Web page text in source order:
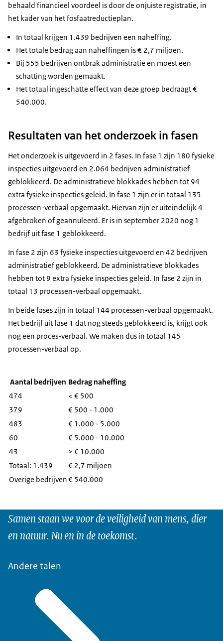
behaald financieel voordeel is door de onjuiste registratie, in
het kader van het fosfaatreductieplan.
In totaal krijgen 1.439 bedrijven een naheffing.
Het totale bedrag aan naheffingen is € 2,7 miljoen.
Bij 555 bedrijven ontbrak administratie en moest een
schatting worden gemaakt.
Het totaal ingeschatte effect van deze groep bedraagt €
540.000.
Resultaten van het onderzoek in fasen
Het onderzoek is uitgevoerd in 2 fases. In fase 1 zijn 180 fysieke
inspecties uitgevoerd en 2.064 bedrijven administratief
geblokkeerd. De administratieve blokkades hebben tot 94
extra fysieke inspecties geleid. In fase 1 zijn er in totaal 135
processen-verbaal opgemaakt. Hiervan zijn er uiteindelijk 4
afgebroken of geannuleerd. Er is in september 2020 nog 1
bedrijf uit fase 1 geblokkeerd.
In fase 2 zijn 63 fysieke inspecties uitgevoerd en 42 bedrijven
administratief geblokkeerd. De administratieve blokkades
hebben tot 9 extra fysieke inspecties geleid. In fase 2 zijn in
totaal 13 processen-verbaal opgemaakt.
In beide fases zijn in totaal 144 processen-verbaal opgemaakt.
Het bedrijf uit fase 1 dat nog steeds geblokkeerd is, krijgt ook
nog een proces-verbaal. We maken dus in totaal 145
processen-verbaal op.
Aantal bedrijven Bedrag naheffing
474
< € 500
379
€ 500 - 1.000
483
€ 1.000 - 5.000
60
€ 5.000 - 10.000
43
> € 10.000
Totaal: 1.439
€ 2,7 miljoen
Overige bedrijven€ 540.000
Samen staan we voor de veiligheid van mens, dier
en natuur. Nu en in de toekomst.
Andere talen